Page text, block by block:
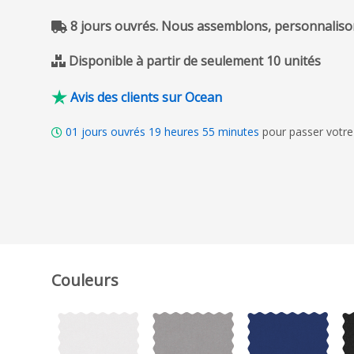
8 jours ouvrés. Nous assemblons,
Disponible à partir de seulement 10 unités
Avis des clients sur Ocean
01 jours ouvrés 19 heures 55 minutes pour passer
Couleurs